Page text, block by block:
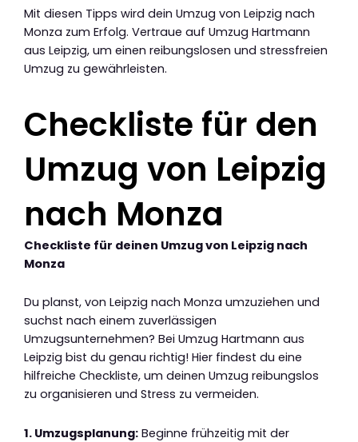
Mit diesen Tipps wird dein Umzug von Leipzig nach
Monza zum Erfolg. Vertraue auf Umzug Hartmann
aus Leipzig, um einen reibungslosen und stressfreien
Umzug zu gewährleisten.
Checkliste für den
Umzug von Leipzig
nach Monza
Checkliste für deinen Umzug von Leipzig nach
Monza
Du planst, von Leipzig nach Monza umzuziehen und
suchst nach einem zuverlässigen
Umzugsunternehmen? Bei Umzug Hartmann aus
Leipzig bist du genau richtig! Hier findest du eine
hilfreiche Checkliste, um deinen Umzug reibungslos
zu organisieren und Stress zu vermeiden.
1. Umzugsplanung: Beginne frühzeitig mit der